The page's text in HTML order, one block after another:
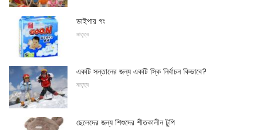
ডাইপার গং
মাতৃত্ব
একটি সন্তানের জন্য একটি স্কি নির্বাচন কিভাবে?
মাতৃত্ব
ছেলেদের জন্য শিশুদের শীতকালীন টুপি